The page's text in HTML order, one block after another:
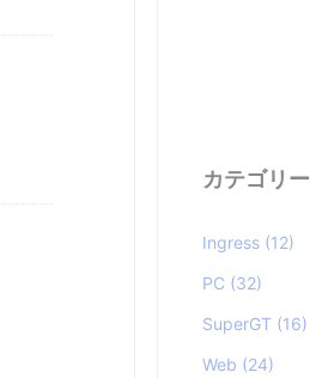
カテゴリー
Ingress (12)
PC (32)
SuperGT (16)
Web (24)